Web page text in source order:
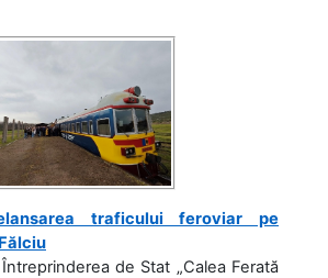
traficului feroviar pe
de Stat „Calea Ferată